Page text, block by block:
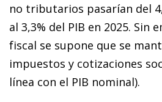
no tributarios pasarían del
al 3,3% del PIB en 2025. Sin
fiscal se supone que se
impuestos y cotizaciones
línea con el PIB nominal).